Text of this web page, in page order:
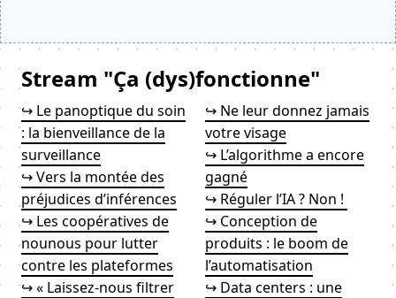
Stream "Ça (dys)fonctionne"
↪ Le panoptique du soin
: la bienveillance de la
surveillance
↪ Vers la montée des
préjudices d’inférences
↪ Les coopératives de
nounous pour lutter
contre les plateformes
↪ « Laissez-nous filtrer
↪ Ne leur donnez jamais
votre visage
↪ L’algorithme a encore
gagné
↪ Réguler l’IA ? Non !
↪ Conception de
produits : le boom de
l’automatisation
↪ Data centers : une